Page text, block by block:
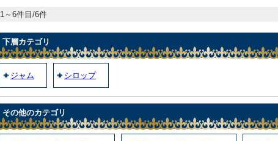
1～6件目/6件
下層カテゴリ
ジャム シロップ
その他のカテゴリ